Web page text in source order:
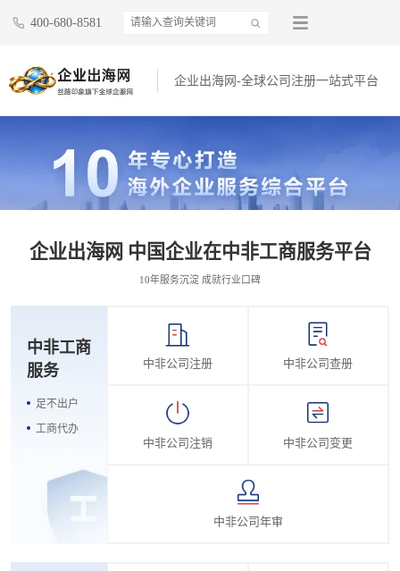
400-680-8581
企业出海网-全球公司注册一站式平台
企业出海网 中国企业在中非工商服务平台
10年服务沉淀 成就行业口碑
中非工商
服务
足不出户
工商代办
中非公司注册 中非公司查册
中非公司注销 中非公司变更
中非公司年审